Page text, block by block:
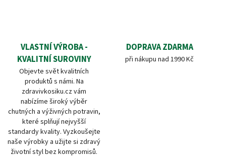
VLASTNÍ VÝROBA -
KVALITNÍ SUROVINY
Objevte svět kvalitních
produktů s námi. Na
zdravivkosiku.cz vám
nabízíme široký výběr
chutných a výživných potravin,
které splňují nejvyšší
standardy kvality. Vyzkoušejte
naše výrobky a užijte si zdravý
životní styl bez kompromisů.
DOPRAVA ZDARMA
při nákupu nad 1990 Kč